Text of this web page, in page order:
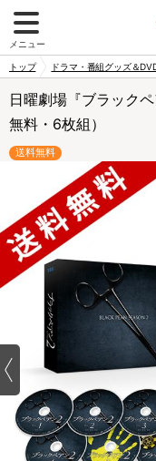
メニュー
トップ ドラマ・番組グッズ＆
日曜劇場『ブラック
無料・6枚組）
送料無料